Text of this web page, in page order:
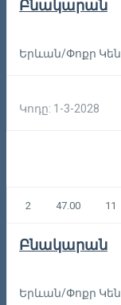
Բնակարան
Երևան/Փոքր
Կոդը: 1-3-2028
2 47.00 11
Բնակարան
Երևան/Փոքր